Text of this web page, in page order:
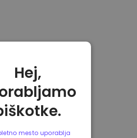
Hej,
mesto uporablja